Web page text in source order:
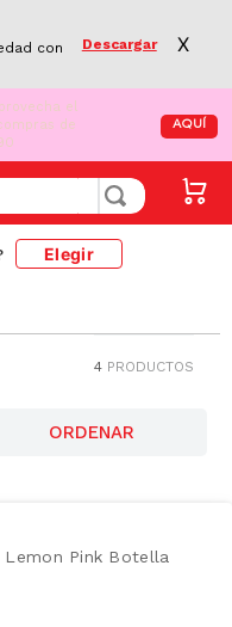
con
Descargar X
el
de
AQUÍ
Elegir
4 PRODUCTOS
Pink Botella